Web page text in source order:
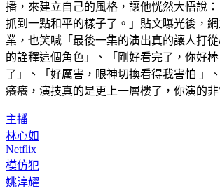
播，來建立自己的風格，讓他恍然大悟說
抓到一點和平的樣子了。」貼文曝光後，
業，也笑喊「最後一集的演出真的讓人打
的詮釋這個角色」、「剛好看完了，你好
了」、「好厲害，眼神切換看得我害怕 」
癢癢，演技真的是更上一層樓了，你演的非
主播
林心如
Netflix
模仿犯
姚淳耀